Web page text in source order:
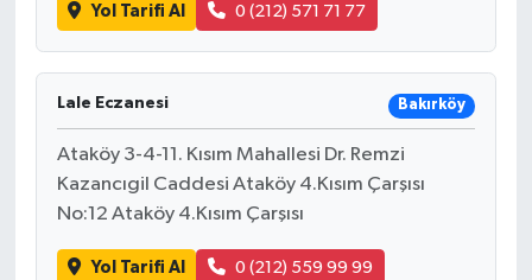
Yol Tarifi Al 0 (212) 571 71 77
Lale Eczanesi Bakırköy
Ataköy 3-4-11. Kısım Mahallesi Dr. Remzi
Kazancıgil Caddesi Ataköy 4.Kısım Çarşısı
No:12 Ataköy 4.Kısım Çarşısı
Yol Tarifi Al 0 (212) 559 99 99